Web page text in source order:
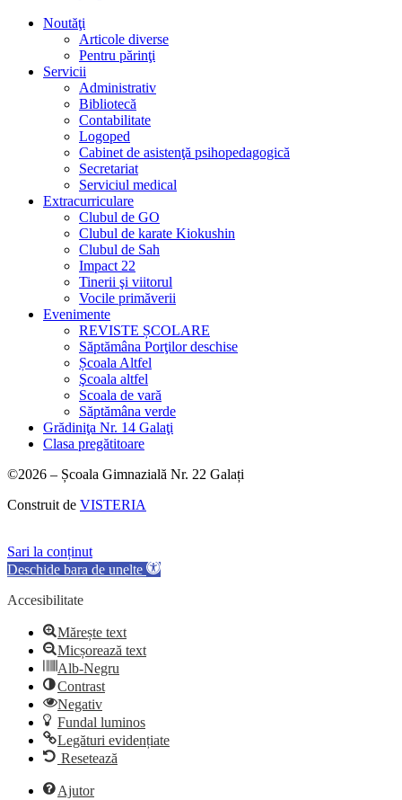
Noutăţi
Articole diverse
Pentru părinţi
Servicii
Administrativ
Bibliotecă
Contabilitate
Logoped
Cabinet de asistenţă psihopedagogică
Secretariat
Serviciul medical
Extracurriculare
Clubul de GO
Clubul de karate Kiokushin
Clubul de Sah
Impact 22
Tinerii şi viitorul
Vocile primăverii
Evenimente
REVISTE ȘCOLARE
Săptămâna Porţilor deschise
Școala Altfel
Şcoala altfel
Scoala de vară
Săptămâna verde
Grădiniţa Nr. 14 Galaţi
Clasa pregătitoare
©2026 – Școala Gimnazială Nr. 22 Galați
Construit de VISTERIA
Sari la conținut
Deschide bara de unelte
Accesibilitate
Mărește text
Micșorează text
Alb-Negru
Contrast
Negativ
Fundal luminos
Legături evidențiate
Resetează
Ajutor